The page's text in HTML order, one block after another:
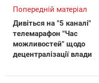
Попередній матеріал
Дивіться на "5 каналі"
телемарафон "Час
можливостей" щодо
децентралізації влади